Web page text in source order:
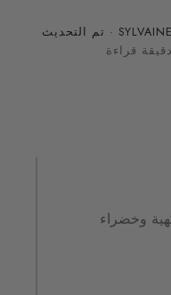
· تم التحديث
وخضراء